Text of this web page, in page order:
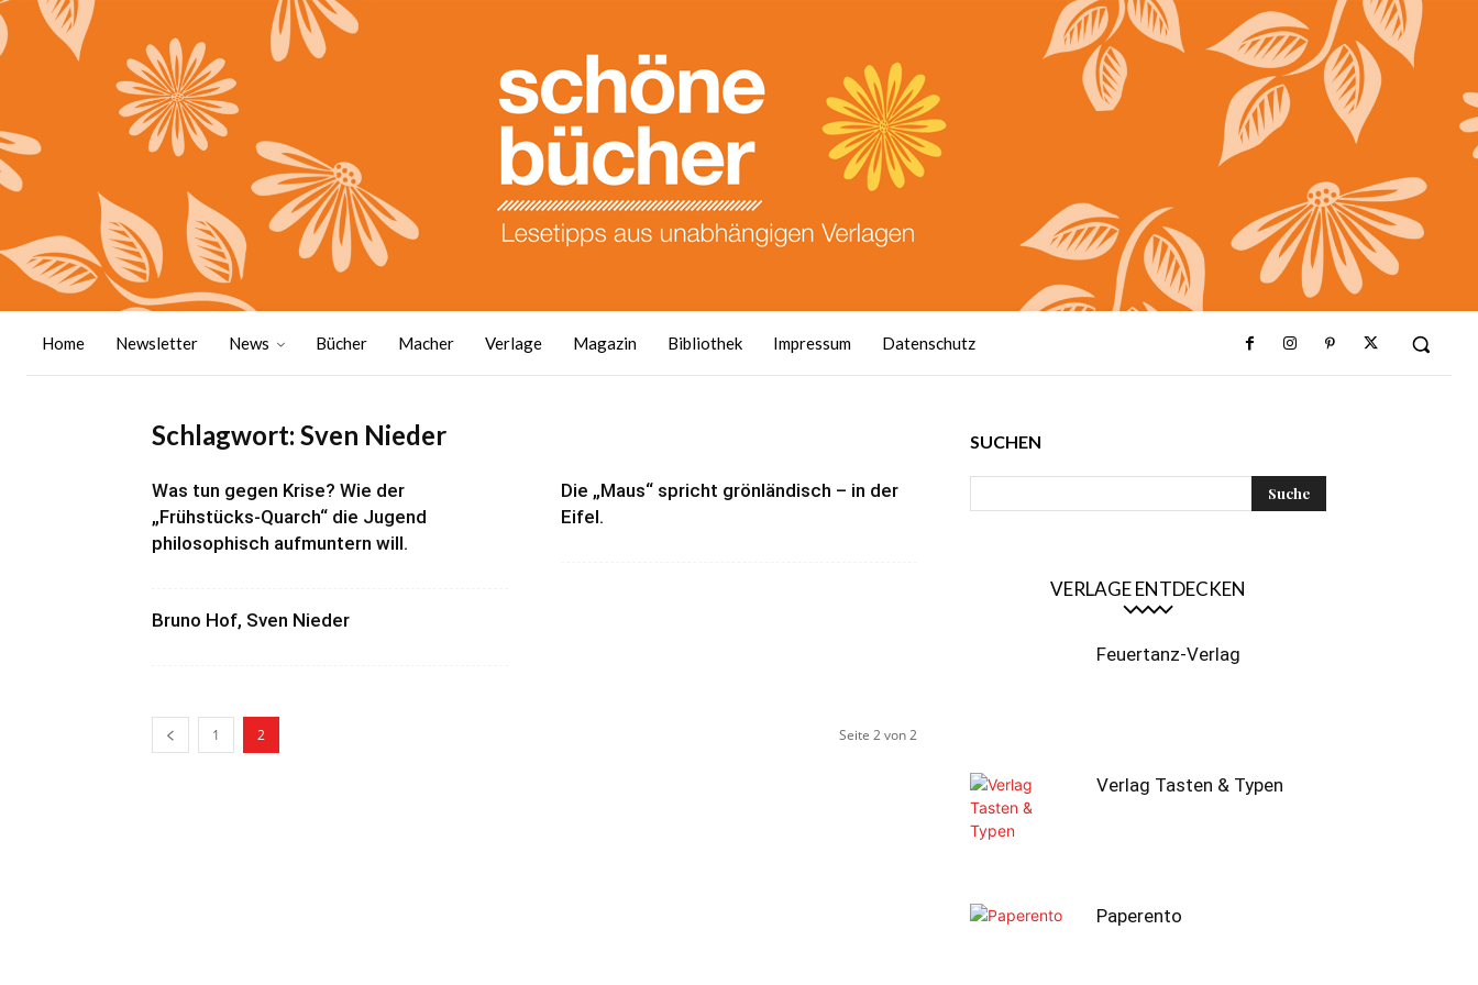
Home Newsletter News Bücher Macher Verlage Magazin Bibliothek Impressum Datenschutz
Schlagwort: Sven Nieder
Was tun gegen Krise? Wie der
„Frühstücks-Quarch“ die Jugend
philosophisch aufmuntern will.
Die „Maus“ spricht grönländisch – in der
Eifel.
Bruno Hof, Sven Nieder
1 2 Seite 2 von 2
SUCHEN
VERLAGE ENTDECKEN
Feuertanz-Verlag
Verlag Tasten & Typen
Paperento